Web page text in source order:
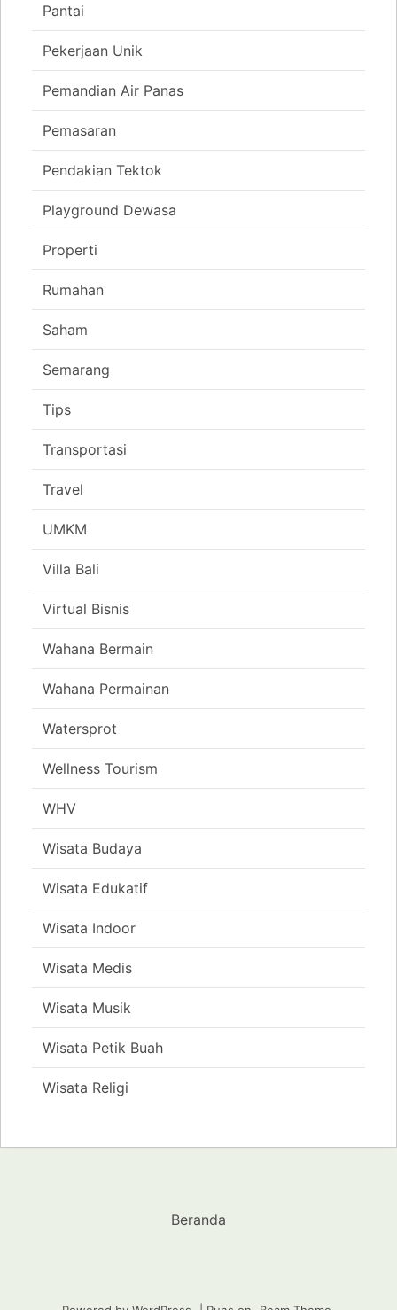
Pantai
Pekerjaan Unik
Pemandian Air Panas
Pemasaran
Pendakian Tektok
Playground Dewasa
Properti
Rumahan
Saham
Semarang
Tips
Transportasi
Travel
UMKM
Villa Bali
Virtual Bisnis
Wahana Bermain
Wahana Permainan
Watersprot
Wellness Tourism
WHV
Wisata Budaya
Wisata Edukatif
Wisata Indoor
Wisata Medis
Wisata Musik
Wisata Petik Buah
Wisata Religi
Beranda